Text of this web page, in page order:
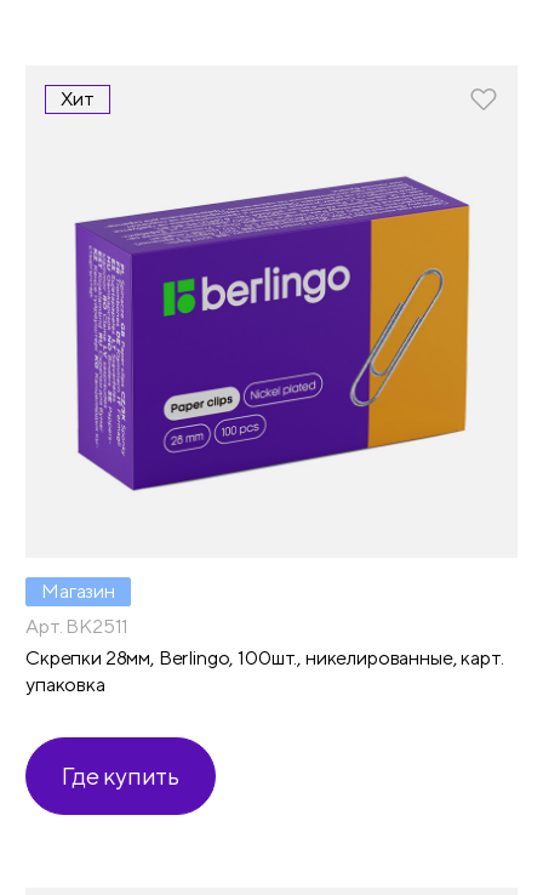
Хит
Магазин
Арт. BK2511
Скрепки 28мм, Berlingo, 100шт., никелированные, карт.
упаковка
Где купить